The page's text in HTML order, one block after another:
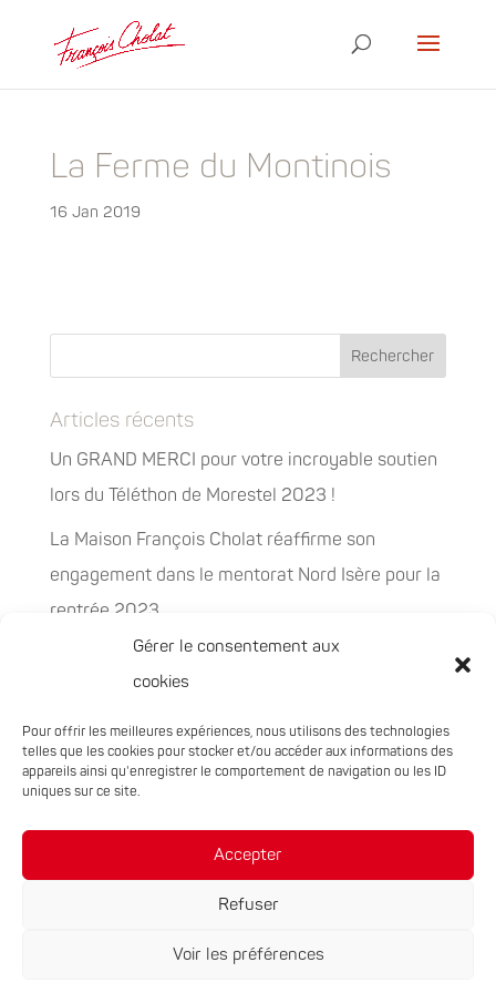
Gérer le consentement aux
cookies
Pour offrir les meilleures expériences, nous utilisons des technologies
telles que les cookies pour stocker et/ou accéder aux informations des
appareils ainsi qu'enregistrer le comportement de navigation ou les ID
uniques sur ce site.
Accepter
Refuser
Voir les préférences
La Ferme du Montinois
16 Jan 2019
Articles récents
Un GRAND MERCI pour votre incroyable soutien
lors du Téléthon de Morestel 2023 !
La Maison François Cholat réaffirme son
engagement dans le mentorat Nord Isère pour la
rentrée 2023
La Maison François Cholat accueil et participe à
la préservation des espaces naturels sensibles
PEPITES, la nouvelle filière chanvre en
Auvergne-Rhône-Alpes